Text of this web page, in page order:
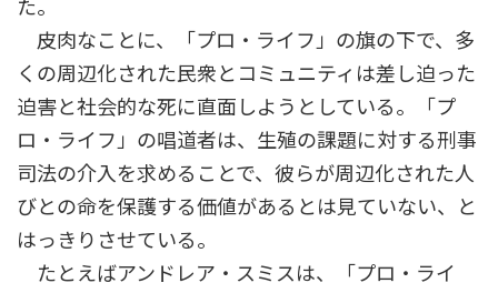
た。
皮肉なことに、「プロ・ライフ」の旗の下で、多
くの周辺化された民衆とコミュニティは差し迫った
迫害と社会的な死に直面しようとしている。「プ
ロ・ライフ」の唱道者は、生殖の課題に対する刑事
司法の介入を求めることで、彼らが周辺化された人
びとの命を保護する価値があるとは見ていない、と
はっきりさせている。
たとえばアンドレア・スミスは、「プロ・ライ